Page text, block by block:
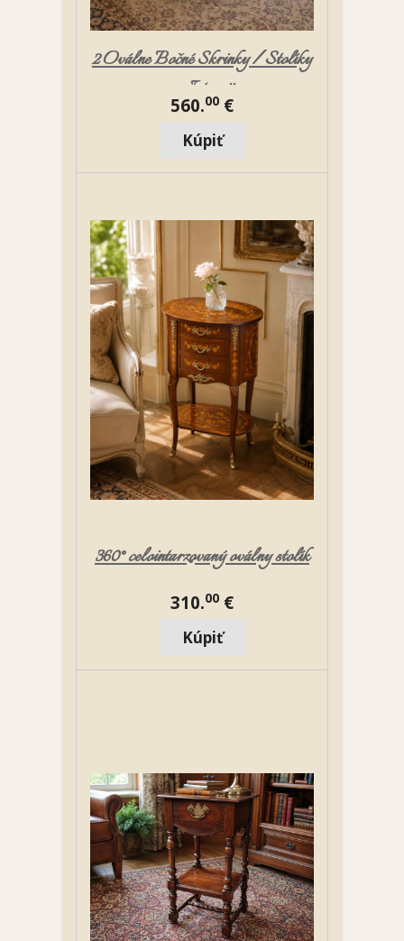
2 Oválne Bočné Skrinky / Stolíky
v Intarzii
560.00 €
360° celointarzovaný oválny stolík
310.00 €